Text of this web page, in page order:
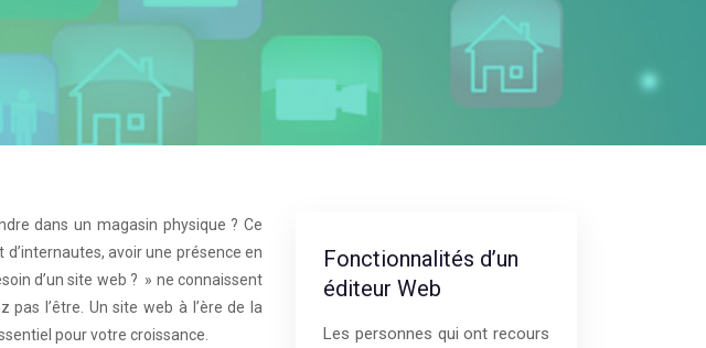
dans un magasin physique ? Ce
avoir une présence en
d’un site web ? » ne connaissent
pas l’être. Un site web à l’ère de la
pour votre croissance.
Fonctionnalités d’un
éditeur Web
Les personnes qui ont recours